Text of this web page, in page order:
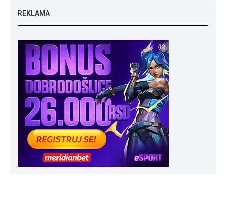
REKLAMA